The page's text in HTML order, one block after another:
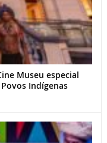
Museu especial
Indígenas